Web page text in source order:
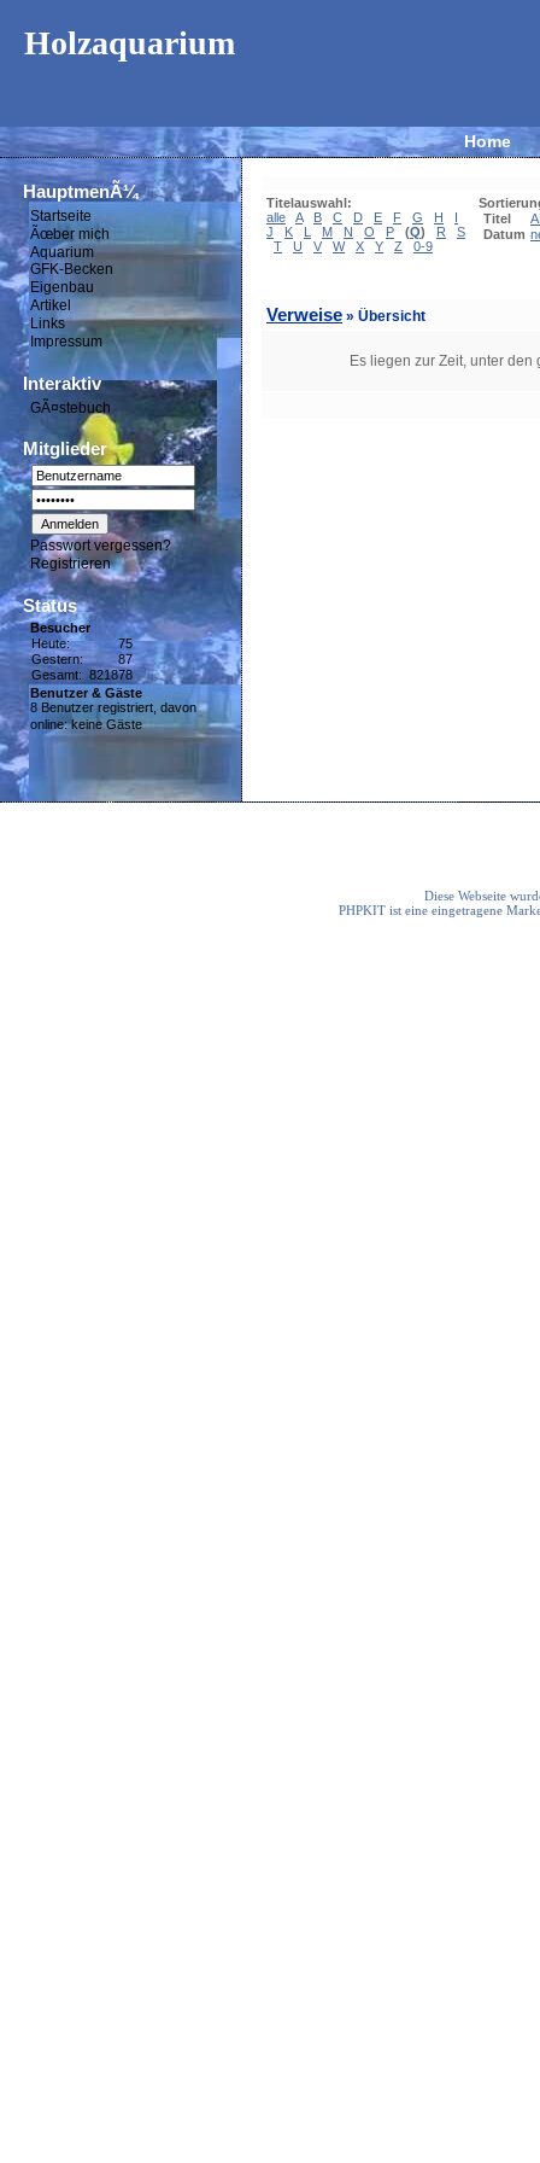
Holzaquarium
Home
HauptmenÃ¼
Startseite
Ãœber mich
Aquarium
GFK-Becken
Eigenbau
Artikel
Links
Impressum
Interaktiv
GÃ¤stebuch
Mitglieder
Passwort vergessen?
Registrieren
Status
Besucher
Heute:
75
Gestern:
87
Gesamt: 821878
Benutzer & Gäste
8 Benutzer registriert, davon
online: keine Gäste
Titelauswahl:
alle
A B C D E F G H
I
J
K L M N O P (Q) R
S
T
U V W X Y Z 0-9
Titel
Datum
Verweise » Übersicht
Es liegen zur Zeit, unter
Diese Webseite
PHPKIT ist eine eingetragene